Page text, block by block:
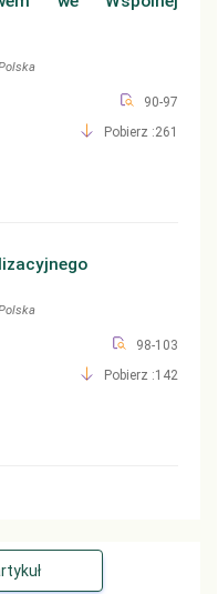
90-97
Pobierz :261
98-103
Pobierz :142